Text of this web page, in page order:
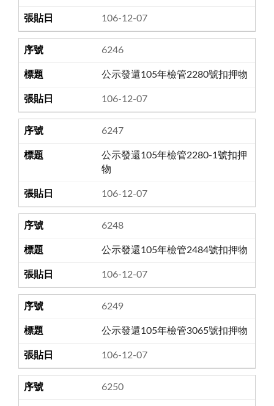
106-12-07
6246
公示發還105年檢管2280號扣押物
106-12-07
6247
公示發還105年檢管2280-1號扣押
物
106-12-07
6248
公示發還105年檢管2484號扣押物
106-12-07
6249
公示發還105年檢管3065號扣押物
106-12-07
6250